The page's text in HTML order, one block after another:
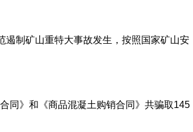
遏制矿山重特大事故发生，按照国家矿山安
同》和《商品混凝土购销合同》共骗取145